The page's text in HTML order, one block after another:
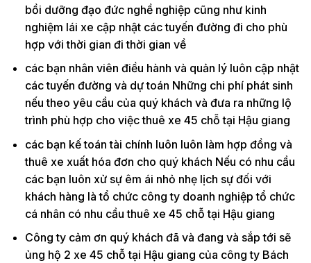
bồi dưỡng đạo đức nghề nghiệp cũng như kinh
nghiệm lái xe cập nhật các tuyến đường đi cho phù
hợp với thời gian đi thời gian về
các bạn nhân viên điều hành và quản lý luôn cập nhật
các tuyến đường và dự toán Những chi phí phát sinh
nếu theo yêu cầu của quý khách và đưa ra những lộ
trình phù hợp cho việc thuê xe 45 chỗ tại Hậu giang
các bạn kế toán tài chính luôn luôn làm hợp đồng và
thuê xe xuất hóa đơn cho quý khách Nếu có nhu cầu
các bạn luôn xử sự êm ái nhỏ nhẹ lịch sự đối với
khách hàng là tổ chức công ty doanh nghiệp tổ chức
cá nhân có nhu cầu thuê xe 45 chỗ tại Hậu giang
Công ty cảm ơn quý khách đã và đang và sắp tới sẽ
ủng hộ 2 xe 45 chỗ tại Hậu giang của công ty Bách